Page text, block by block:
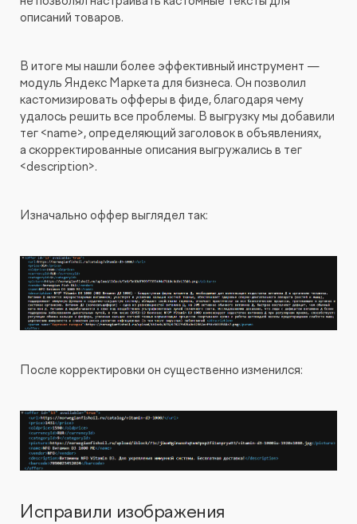
описаний товаров.
В итоге мы нашли более эффективный инструмент —
модуль Яндекс Маркета для бизнеса. Он позволил
кастомизировать офферы в фиде, благодаря чему
удалось решить все проблемы. В выгрузку мы добавили
тег <name>, определяющий заголовок в объявлениях,
а скорректированные описания выгружались в тег
<description>.
Изначально оффер выглядел так:
После корректировки он существенно изменился:
Исправили изображения